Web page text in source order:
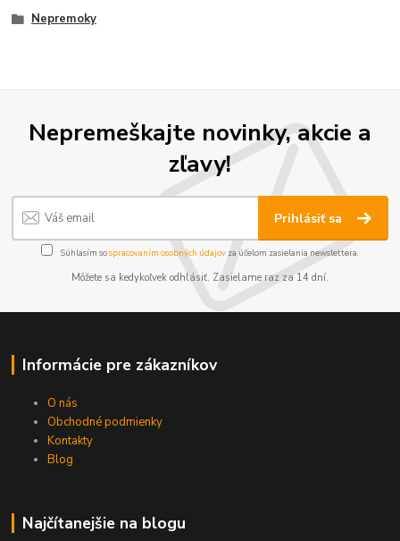
Nepremoky
Nepremeškajte novinky, akcie a
zľavy!
Prihlásiť sa
Súhlasím sospracovaním osobných údajov za účelom zasielania newslettera.
Môžete sa kedykoľvek odhlásiť. Zasielame raz za 14 dní.
Informácie pre zákazníkov
O nás
Obchodné podmienky
Kontakty
Blog
Najčítanejšie na blogu